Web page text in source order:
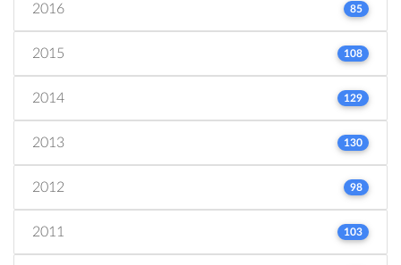
2016 85
2015 108
2014 129
2013 130
2012 98
2011 103